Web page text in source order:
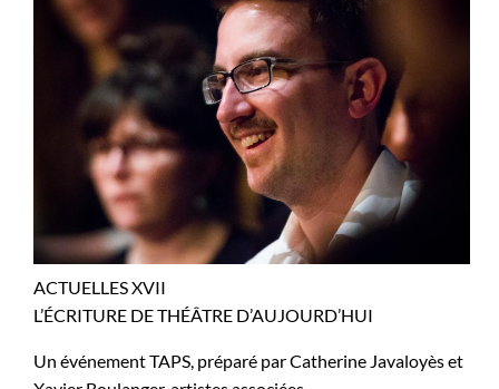
ACTUELLES XVII
L’ÉCRITURE DE THÉÂTRE D’AUJOURD’HUI
Un événement TAPS, préparé par Catherine Javaloyès et